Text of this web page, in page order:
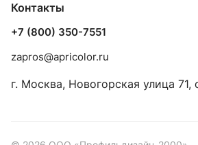
Контакты
+7 (800) 350-7551
zapros@apricolor.ru
г. Москва, Новогорская улица 71,